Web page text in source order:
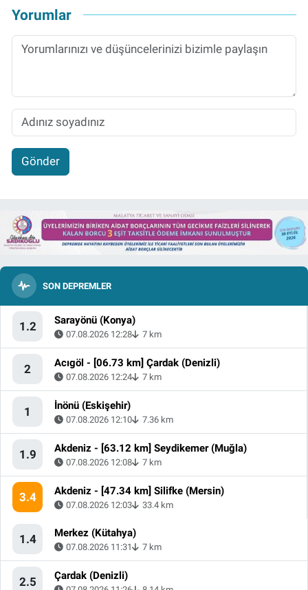
Yorumlar
Gönder
SON DEPREMLER
1.2 Sarayönü (Konya)
07.08.2026 12:28 7 km
2 Acıgöl - [06.73 km] Çardak (Denizli)
07.08.2026 12:24 7 km
1 İnönü (Eskişehir)
07.08.2026 12:10 7.36 km
1.9 Akdeniz - [63.12 km] Seydikemer (Muğla)
07.08.2026 12:08 7 km
3.4 Akdeniz - [47.34 km] Silifke (Mersin)
07.08.2026 12:03 33.4 km
1.4 Merkez (Kütahya)
07.08.2026 11:31 7 km
2.5 Çardak (Denizli)